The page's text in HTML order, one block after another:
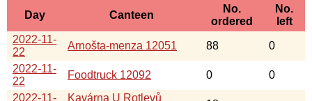
Day Canteen
No.
ordered
No.
left
2022-11-
22
Arnošta-menza 12051 88
0
2022-11-
22
Foodtruck 12092 0
0
2022-11-
Kavárna U Rotlevů